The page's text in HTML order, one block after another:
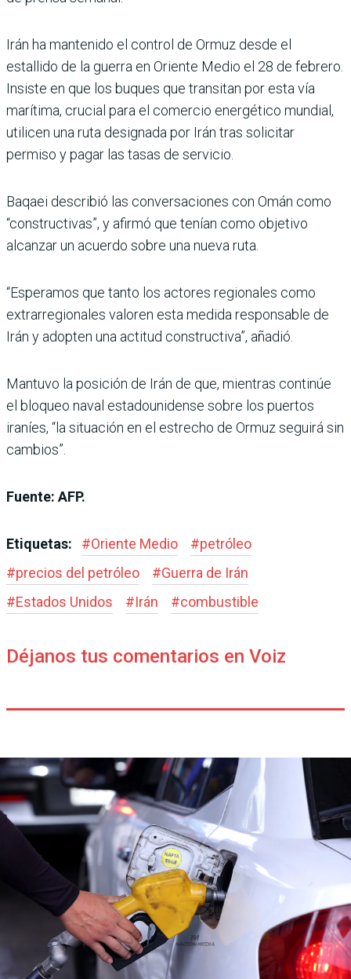
Irán ha mantenido el control de Ormuz desde el
estallido de la guerra en Oriente Medio el 28 de febrero.
Insiste en que los buques que transitan por esta vía
marítima, crucial para el comercio energético mundial,
utilicen una ruta designada por Irán tras solicitar
permiso y pagar las tasas de servicio.
Baqaei describió las conversaciones con Omán como
“constructivas”, y afirmó que tenían como objetivo
alcanzar un acuerdo sobre una nueva ruta.
“Esperamos que tanto los actores regionales como
extrarregionales valoren esta medida responsable de
Irán y adopten una actitud constructiva”, añadió.
Mantuvo la posición de Irán de que, mientras continúe
el bloqueo naval estadounidense sobre los puertos
iraníes, “la situación en el estrecho de Ormuz seguirá sin
cambios”.
Fuente: AFP.
Etiquetas: #Oriente Medio #petróleo
#precios del petróleo #Guerra de Irán
#Estados Unidos #Irán #combustible
Déjanos tus comentarios en Voiz